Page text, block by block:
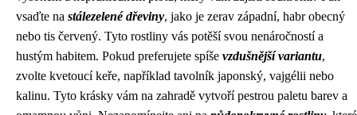
vsaďte na stálezelené dřeviny, jako je zerav západní, habr obecný
nebo tis červený. Tyto rostliny vás potěší svou nenáročností a
hustým habitem. Pokud preferujete spíše vzdušnější variantu,
zvolte kvetoucí keře, například tavolník japonský, vajgélii nebo
kalinu. Tyto krásky vám na zahradě vytvoří pestrou paletu barev a